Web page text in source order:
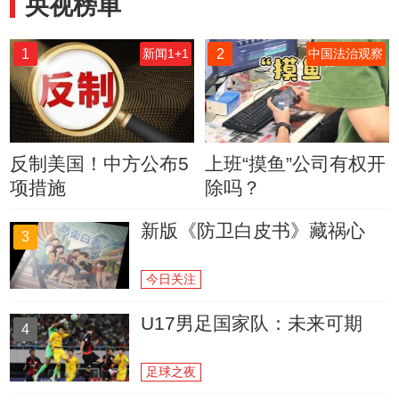
1 新闻1+1
反制美国！中方公布5
项措施
2 中国法治观察
上班“摸鱼”公司有权开
除吗？
3 新版《防卫白皮书》藏祸心
今日关注
4 U17男足国家队：未来可期
足球之夜